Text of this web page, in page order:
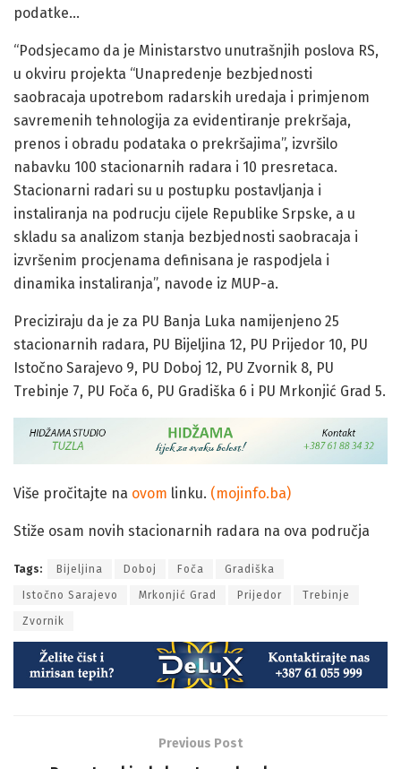
podatke…
“Podsjecamo da je Ministarstvo unutrašnjih poslova RS,
u okviru projekta “Unapredenje bezbjednosti
saobracaja upotrebom radarskih uredaja i primjenom
savremenih tehnologija za evidentiranje prekršaja,
prenos i obradu podataka o prekršajima”, izvršilo
nabavku 100 stacionarnih radara i 10 presretaca.
Stacionarni radari su u postupku postavljanja i
instaliranja na podrucju cijele Republike Srpske, a u
skladu sa analizom stanja bezbjednosti saobracaja i
izvršenim procjenama definisana je raspodjela i
dinamika instaliranja”, navode iz MUP-a.
Preciziraju da je za PU Banja Luka namijenjeno 25
stacionarnih radara, PU Bijeljina 12, PU Prijedor 10, PU
Istočno Sarajevo 9, PU Doboj 12, PU Zvornik 8, PU
Trebinje 7, PU Foča 6, PU Gradiška 6 i PU Mrkonjić Grad 5.
Više pročitajte na ovom linku. (mojinfo.ba)
Stiže osam novih stacionarnih radara na ova područja
Tags: Bijeljina Doboj Foča Gradiška
Istočno Sarajevo Mrkonjić Grad Prijedor Trebinje
Zvornik
Previous Post